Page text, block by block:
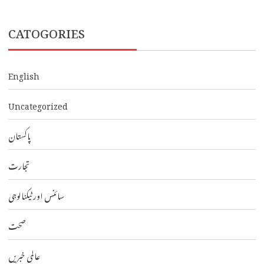
CATOGORIES
English
Uncategorized
پاکستان
تجارت
سائنس اور ٹیکنالوجی
صحت
عالمی خبریں